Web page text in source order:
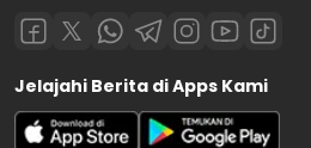
Jelajahi Berita di Apps Kami